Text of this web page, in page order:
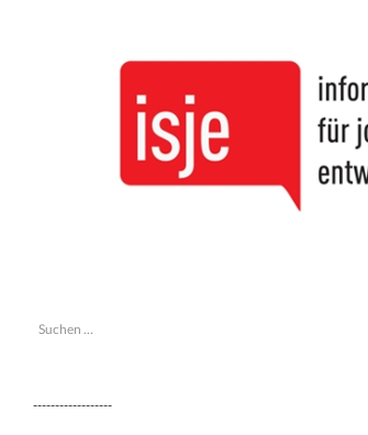
informationsstelle journalismus &
Suchen
------------------